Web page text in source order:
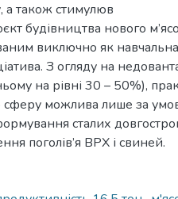
а також стимулюв
будівництва нового
виключно як
З огляду на
на рівні 30 – 50%),
можлива лише за умов
сталих
поголів’я ВРХ і свиней.